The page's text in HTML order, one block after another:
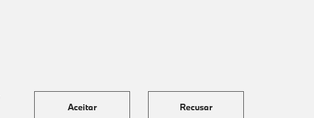
Aceitar Recusar